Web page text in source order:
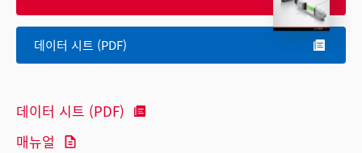
데이터 시트 (PDF)
데이터 시트 (PDF)
매뉴얼